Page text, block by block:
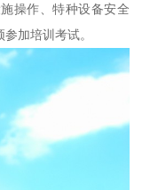
操作、特种设备安全
加培训考试。